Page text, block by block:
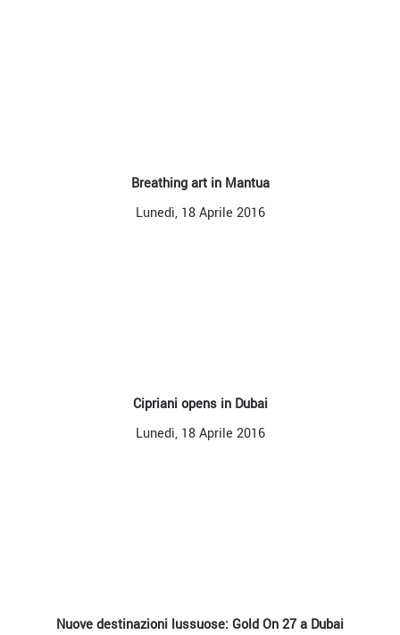
Breathing art in Mantua
Lunedì, 18 Aprile 2016
Cipriani opens in Dubai
Lunedì, 18 Aprile 2016
Nuove destinazioni lussuose: Gold On 27 a Dubai